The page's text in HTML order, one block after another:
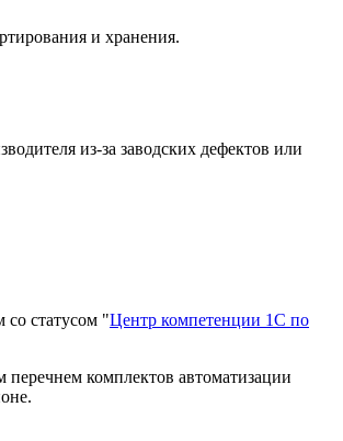
и хранения.
из-за заводских дефектов или
статусом "Центр компетенции 1С по
комплектов автоматизации